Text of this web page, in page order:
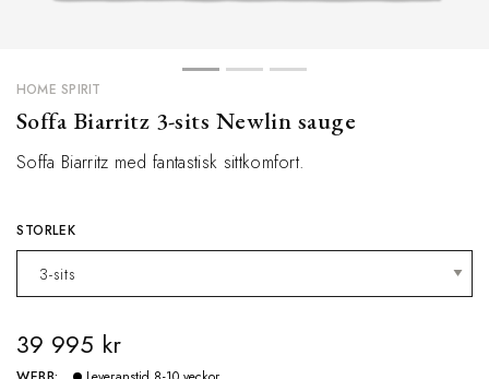
HOME SPIRIT
Soffa Biarritz 3-sits Newlin sauge
Soffa Biarritz med fantastisk sittkomfort.
STORLEK
39 995 kr